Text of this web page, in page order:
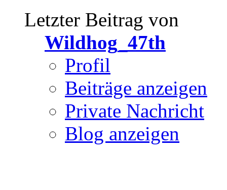
Letzter Beitrag von
Wildhog_47th
Profil
Beiträge anzeigen
Private Nachricht
Blog anzeigen